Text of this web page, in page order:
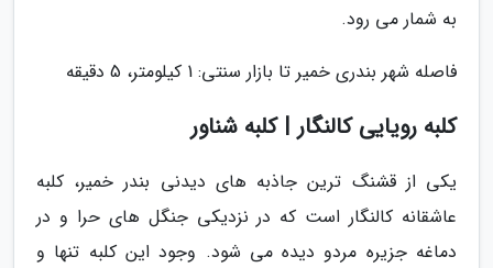
به شمار می رود.
فاصله شهر بندری خمیر تا بازار سنتی: 1 کیلومتر، 5 دقیقه
کلبه رویایی کالنگار | کلبه شناور
یکی از قشنگ ترین جاذبه های دیدنی بندر خمیر، کلبه
عاشقانه کالنگار است که در نزدیکی جنگل های حرا و در
دماغه جزیره مردو دیده می شود. وجود این کلبه تنها و